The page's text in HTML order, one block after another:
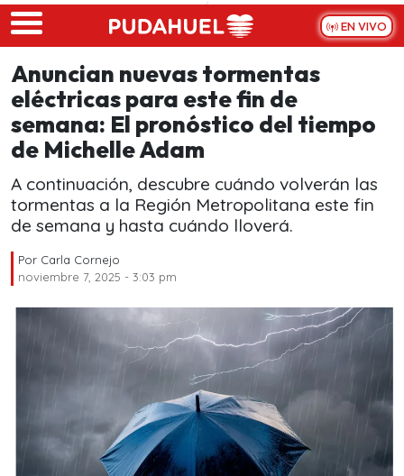
Skip to main content
EN VIVO
Anuncian nuevas tormentas
eléctricas para este fin de
semana: El pronóstico del tiempo
de Michelle Adam
A continuación, descubre cuándo volverán las
tormentas a la Región Metropolitana este fin
de semana y hasta cuándo lloverá.
Por Carla Cornejo
noviembre 7, 2025 - 3:03 pm